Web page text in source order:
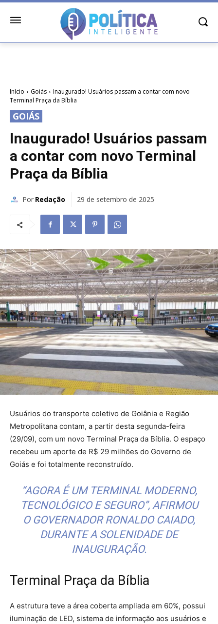
Início Goiás
Inaugurado! Usuários passam a contar com novo
Terminal Praça da Bíblia
GOIÁS
Inaugurado! Usuários passam
a contar com novo Terminal
Praça da Bíblia
Por Redação 29 de setembro de 2025
Usuários do transporte coletivo de Goiânia e Região
Metropolitana contam, a partir desta segunda-feira
(29/09), com um novo Terminal Praça da Bíblia. O espaço
recebeu um aporte de R$ 29 milhões do Governo de
Goiás e foi totalmente reconstruído.
“AGORA É UM TERMINAL MODERNO,
TECNOLÓGICO E SEGURO”, AFIRMOU
O GOVERNADOR RONALDO CAIADO,
DURANTE A SOLENIDADE DE
INAUGURAÇÃO.
Terminal Praça da Bíblia
A estrutura teve a área coberta ampliada em 60%, possui
iluminação de LED, sistema de informação aos usuários e